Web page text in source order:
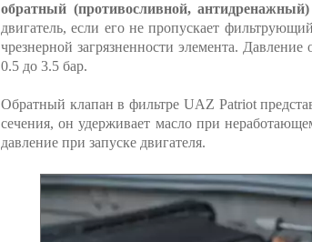
обратный (противосливной,
двигатель, если его не пропускает
чрезнерной загрязненности элемента.
0.5 до 3.5 бар.
Обратный клапан в фильтре UAZ Patriot
сечения, он удерживает масло при
давление при запуске двигателя.